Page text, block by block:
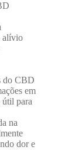
alívio
do CBD
em
útil para
na
dor e